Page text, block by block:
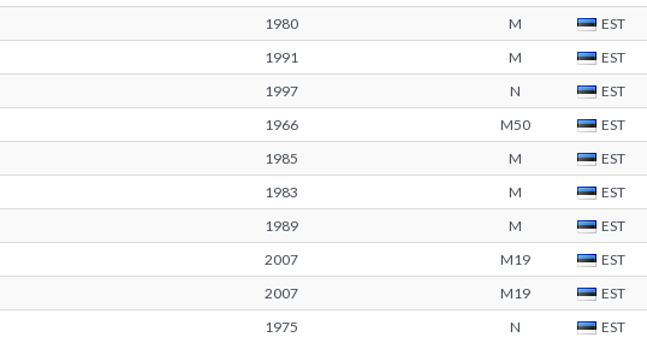
1980 M EST
1991 M EST
1997 N EST
1966 M50
EST
1985 M EST
1983 M EST
1989 M
EST
2007 M19 EST
2007 M19
EST
1975 N EST